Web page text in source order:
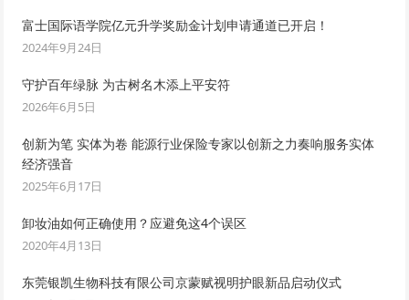
富士国际语学院亿元升学奖励金计划申请通道已开启！
2024年9月24日
守护百年绿脉 为古树名木添上平安符
2026年6月5日
创新为笔 实体为卷 能源行业保险专家以创新之力奏响服务实体
经济强音
2025年6月17日
卸妆油如何正确使用？应避免这4个误区
2020年4月13日
东莞银凯生物科技有限公司京蒙赋视明护眼新品启动仪式